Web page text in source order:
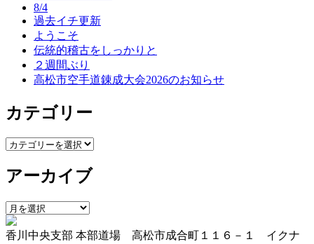
8/4
過去イチ更新
ようこそ
伝統的稽古をしっかりと
２週間ぶり
高松市空手道錬成大会2026のお知らせ
カテゴリー
カ
ゴ
ー
アーカイブ
ア
ー
カ
香川中央支部 本部道場 高松市成合町１１６－１ イクナ